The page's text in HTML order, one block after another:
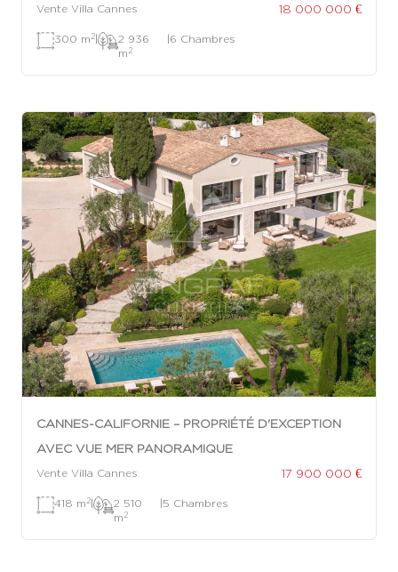
Vente Villa Cannes 18 000 000 €
300 m 2|
2 936
m 2
|6 Chambres
CANNES-CALIFORNIE – PROPRIÉTÉ D'EXCEPTION
AVEC VUE MER PANORAMIQUE
Vente Villa Cannes 17 900 000 €
418 m 2|
2 510
m 2
|5 Chambres